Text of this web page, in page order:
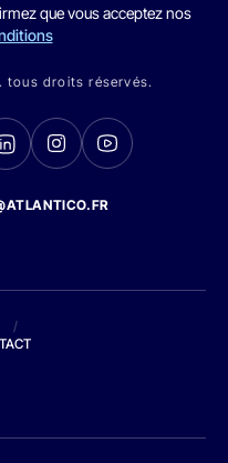
que vous acceptez nos
tous droits réservés.
/